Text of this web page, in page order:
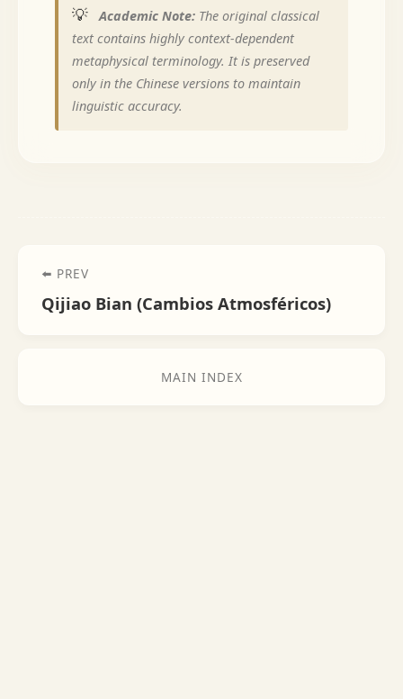
💡 Academic Note: The original classical
text contains highly context-dependent
metaphysical terminology. It is preserved
only in the Chinese versions to maintain
linguistic accuracy.
⬅️ PREV
Qijiao Bian (Cambios Atmosféricos)
MAIN INDEX